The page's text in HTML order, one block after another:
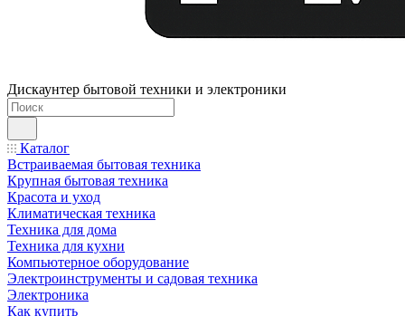
Дискаунтер бытовой техники и электроники
Каталог
Встраиваемая бытовая техника
Крупная бытовая техника
Красота и уход
Климатическая техника
Техника для дома
Техника для кухни
Компьютерное оборудование
Электроинструменты и садовая техника
Электроника
Как купить